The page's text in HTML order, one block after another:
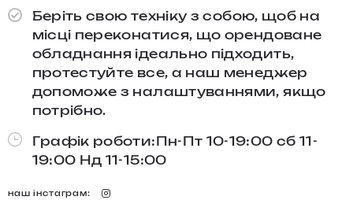
Беріть свою техніку з собою, щоб на
місці переконатися, що орендоване
обладнання ідеально підходить,
протестуйте все, а наш менеджер
допоможе з налаштуваннями, якщо
потрібно.
Графік роботи:Пн-Пт 10-19:00 сб 11-
19:00 Нд 11-15:00
наш інстаграм: